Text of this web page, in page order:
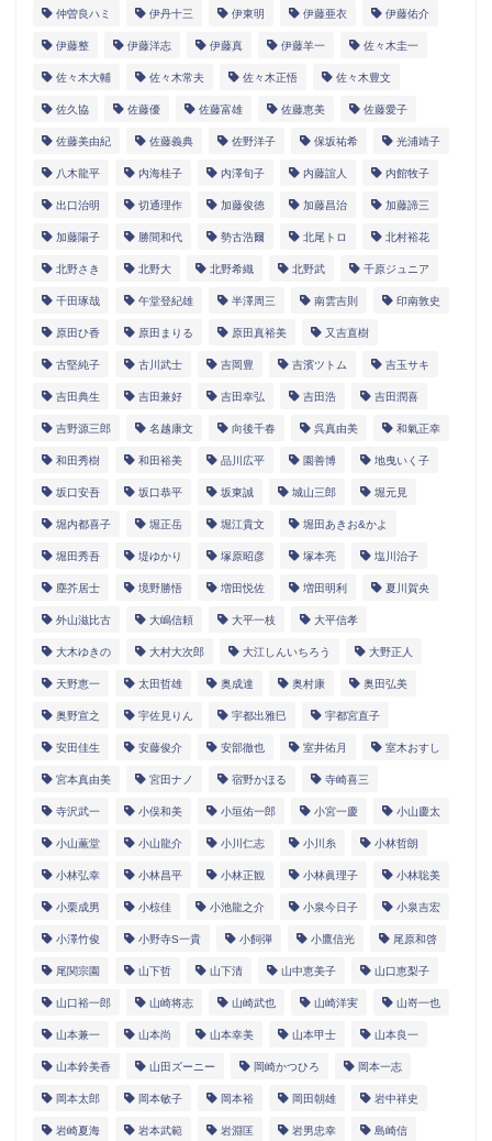
仲曽良ハミ 伊丹十三 伊東明 伊藤亜衣 伊藤佑介
伊藤整 伊藤洋志 伊藤真 伊藤羊一 佐々木圭一
佐々木大輔 佐々木常夫 佐々木正悟 佐々木豊文
佐久協 佐藤優 佐藤富雄 佐藤恵美 佐藤愛子
佐藤美由紀 佐藤義典 佐野洋子 保坂祐希 光浦靖子
八木龍平 内海桂子 内澤旬子 内藤誼人 内館牧子
出口治明 切通理作 加藤俊徳 加藤昌治 加藤諦三
加藤陽子 勝間和代 勢古浩爾 北尾トロ 北村裕花
北野さき 北野大 北野希織 北野武 千原ジュニア
千田琢哉 午堂登紀雄 半澤周三 南雲吉則 印南敦史
原田ひ香 原田まりる 原田真裕美 又吉直樹
古堅純子 古川武士 吉岡豊 吉濱ツトム 吉玉サキ
吉田典生 吉田兼好 吉田幸弘 吉田浩 吉田潤喜
吉野源三郎 名越康文 向後千春 呉真由美 和氣正幸
和田秀樹 和田裕美 品川広平 園善博 地曳いく子
坂口安吾 坂口恭平 坂東誠 城山三郎 堀元見
堀内都喜子 堀正岳 堀江貴文 堀田あきお&かよ
堀田秀吾 堤ゆかり 塚原昭彦 塚本亮 塩川治子
塵芥居士 境野勝悟 増田悦佐 増田明利 夏川賀央
外山滋比古 大嶋信頼 大平一枝 大平信孝
大木ゆきの 大村大次郎 大江しんいちろう 大野正人
天野恵一 太田哲雄 奥成達 奥村康 奥田弘美
奥野宣之 宇佐見りん 宇都出雅巳 宇都宮直子
安田佳生 安藤俊介 安部徹也 室井佑月 室木おすし
宮本真由美 宮田ナノ 宿野かほる 寺崎喜三
寺沢武一 小俣和美 小垣佑一郎 小宮一慶 小山慶太
小山薫堂 小山龍介 小川仁志 小川糸 小林哲朗
小林弘幸 小林昌平 小林正観 小林眞理子 小林聡美
小栗成男 小椋佳 小池龍之介 小泉今日子 小泉吉宏
小澤竹俊 小野寺S一貴 小飼弾 小鷹信光 尾原和啓
尾関宗園 山下哲 山下清 山中恵美子 山口恵梨子
山口裕一郎 山崎将志 山崎武也 山崎洋実 山嵜一也
山本兼一 山本尚 山本幸美 山本甲士 山本良一
山本鈴美香 山田ズーニー 岡崎かつひろ 岡本一志
岡本太郎 岡本敏子 岡本裕 岡田朝雄 岩中祥史
岩崎夏海 岩本武範 岩淵匡 岩男忠幸 島崎信